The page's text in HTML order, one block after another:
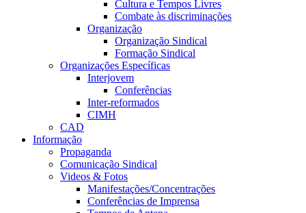
Cultura e Tempos Livres
Combate às discriminações
Organização
Organização Sindical
Formação Sindical
Organizações Específicas
Interjovem
Conferências
Inter-reformados
CIMH
CAD
Informação
Propaganda
Comunicação Sindical
Videos & Fotos
Manifestações/Concentrações
Conferências de Imprensa